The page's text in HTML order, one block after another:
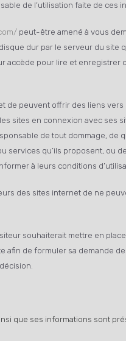
de l’utilisation faite de
peut-être amené à vous
dur par le serveur du
accède pour lire et
de peuvent offrir des liens vers
sites en connexion avec ses
de tout dommage,
services qu’ils proposent, ou
à leurs conditions
des sites internet de ne
souhaiterait mettre en
afin de formuler sa demande
que ses informations sont